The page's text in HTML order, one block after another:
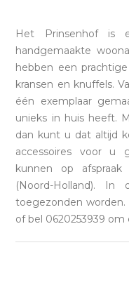
Het Prinsenhof is
handgemaakte
hebben een
kransen en knuffels.
één exemplaar
unieks in huis heeft.
dan kunt u dat altijd
accessoires voor u
kunnen op
(Noord-Holland).
toegezonden worden.
of bel 0620253939 om